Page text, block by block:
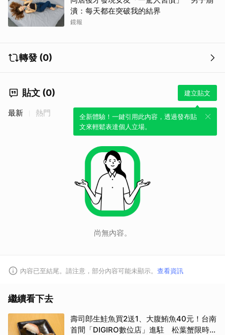
潰：每天都在突破我的結界
鏡報
轉發 (0)
貼文 (0) 建立貼文
全新體驗！一鍵引用此內容，透過發布貼
文來輕鬆表達個人立場。
最新 熱門
尚無內容。
內容已至結尾。請注意，部分內容可能未顯示。 查看資訊
繼續看下去
壽司郎生鮭魚買2送1、大腹鮪魚40元！台南
首間「DIGIRO數位店」進駐 松葉蟹限時上